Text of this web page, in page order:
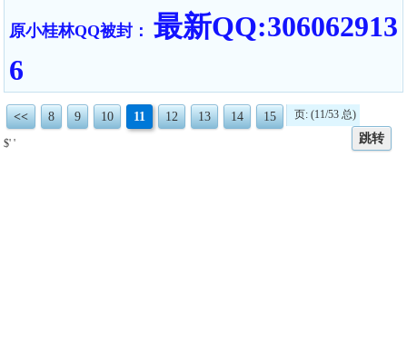
原小桂林QQ被封： 最新QQ:306062913
6
<< 8 9 10 11 12 13 14 15 页: (11/53 总)
跳转
$' '